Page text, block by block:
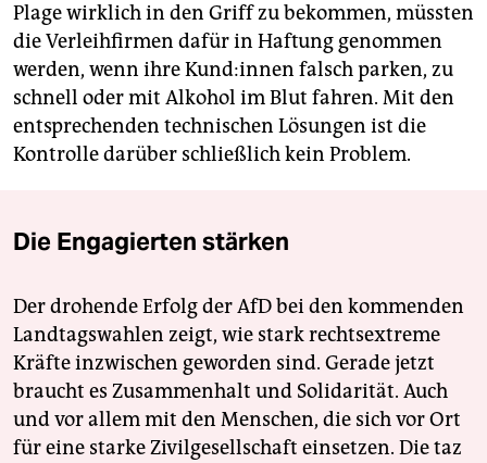
Plage wirklich in den Griff zu bekommen, müssten
die Verleihfirmen dafür in Haftung genommen
werden, wenn ihre Kun­d:in­nen falsch parken, zu
schnell oder mit Alkohol im Blut fahren. Mit den
entsprechenden technischen Lösungen ist die
Kontrolle darüber schließlich kein Problem.
Die Engagierten stärken
Der drohende Erfolg der AfD bei den kommenden
Landtagswahlen zeigt, wie stark rechtsextreme
Kräfte inzwischen geworden sind. Gerade jetzt
braucht es Zusammenhalt und Solidarität. Auch
und vor allem mit den Menschen, die sich vor Ort
für eine starke Zivilgesellschaft einsetzen. Die taz